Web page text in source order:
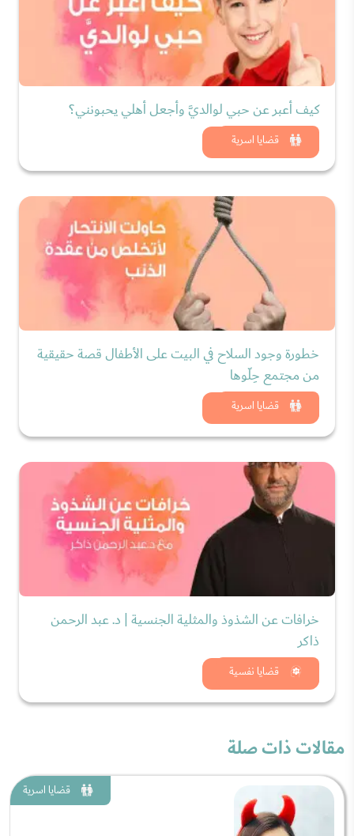
قضايا اسرية
كيف أعبر عن حبي لوالديَّ وأجعل أهلي يحبونني؟
شاهد الان
قضايا اسرية
خطورة وجود السلاح في البيت على الأطفال قصة حقيقية
من مجتمع حِلّوها
شاهد الان
قضايا نفسية
خرافات عن الشذوذ والمثلية الجنسية | د. عبد الرحمن
ذاكر
شاهد الان
مقالات ذات صلة
قضايا اسرية